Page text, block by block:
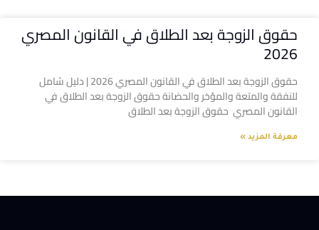
حقوق الزوجة بعد الطلاق في القانون المصري
2026
حقوق الزوجة بعد الطلاق في القانون المصري 2026 | دليل شامل
للنفقة والمتعة والمؤخر والحضانة حقوق الزوجة بعد الطلاق في
القانون المصري حقوق الزوجة بعد الطلاق
معرفة المزيد »